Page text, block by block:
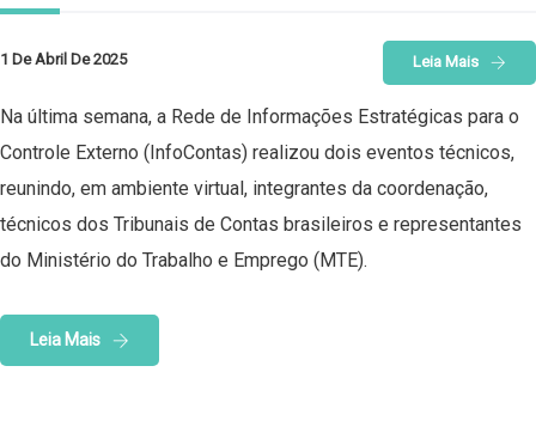
1 De Abril De 2025 Leia Mais
Na última semana, a Rede de Informações Estratégicas para o
Controle Externo (InfoContas) realizou dois eventos técnicos,
reunindo, em ambiente virtual, integrantes da coordenação,
técnicos dos Tribunais de Contas brasileiros e representantes
do Ministério do Trabalho e Emprego (MTE).
Leia Mais